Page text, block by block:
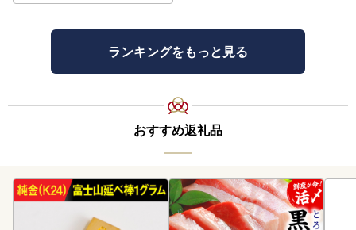
ランキングをもっと見る
おすすめ返礼品